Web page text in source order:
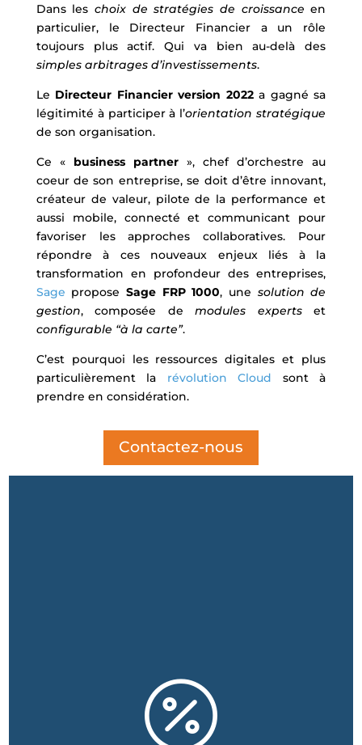
Dans leschoix de stratégies de croissance en
particulier, le Directeur Financier a un rôle
toujours plus actif. Qui va bien au-delà des
simples arbitrages d’investissements.
Le Directeur Financier version 2022a gagné sa
légitimité à participer à l’orientation stratégique
de son organisation.
Ce « business partner», chef d’orchestre au
coeur de son entreprise, se doit d’être innovant,
créateur de valeur, pilote de la performance et
aussi mobile, connecté et communicant pour
favoriser les approches collaboratives. Pour
répondre à ces nouveaux enjeux liés à la
transformation en profondeur des entreprises,
Sage proposeSage FRP 1000, une solution de
gestion, composée demodules expertset
configurable “à la carte”.
C’est pourquoi les ressources digitales et plus
particulièrement la révolution Cloud sont à
prendre en considération.
Contactez-nous
